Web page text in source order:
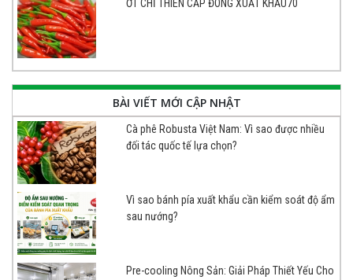
ỚT CHỈ THIÊN CẤP ĐÔNG XUẤT KHẨU70
BÀI VIẾT MỚI CẬP NHẬT
Cà phê Robusta Việt Nam: Vì sao được nhiều
đối tác quốc tế lựa chọn?
Vì sao bánh pía xuất khẩu cần kiểm soát độ ẩm
sau nướng?
Pre-cooling Nông Sản: Giải Pháp Thiết Yếu Cho